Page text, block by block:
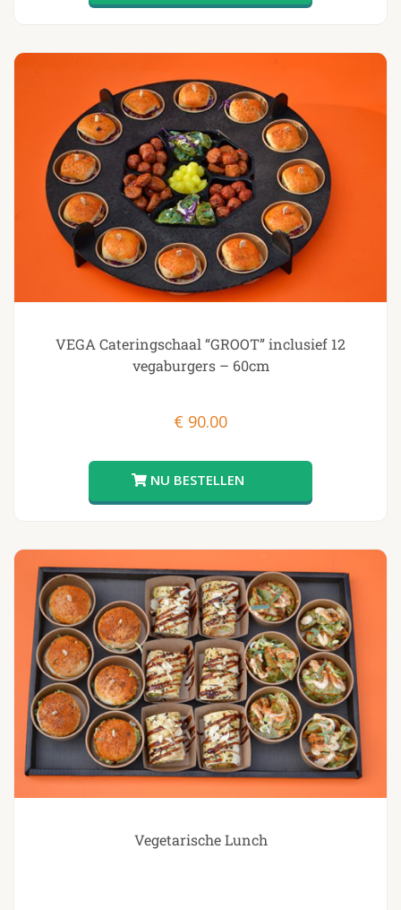
VEGA Cateringschaal “GROOT” inclusief 12
vegaburgers – 60cm
€ 90.00
Vegetarische Lunch